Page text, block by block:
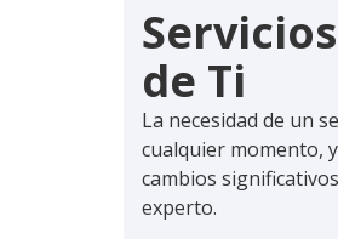
de Ti
La necesidad de un
cualquier momento,
cambios
experto.